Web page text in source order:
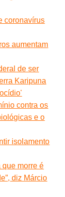
coronavírus
aumentam
de ser
Karipuna
contra os
e o
isolamento
que morre é
diz Márcio